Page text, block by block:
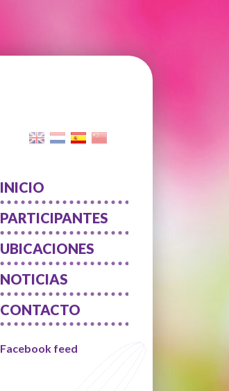
INICIO
PARTICIPANTES
UBICACIONES
NOTICIAS
CONTACTO
Facebook feed